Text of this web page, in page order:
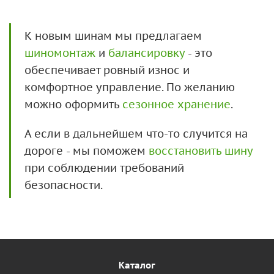
К новым шинам мы предлагаем
шиномонтаж и балансировку- это
обеспечивает ровный износ и
комфортное управление. По желанию
можно оформить сезонное хранение.
А если в дальнейшем что-то случится на
дороге - мы поможем восстановить шину
при соблюдении требований
безопасности.
Каталог